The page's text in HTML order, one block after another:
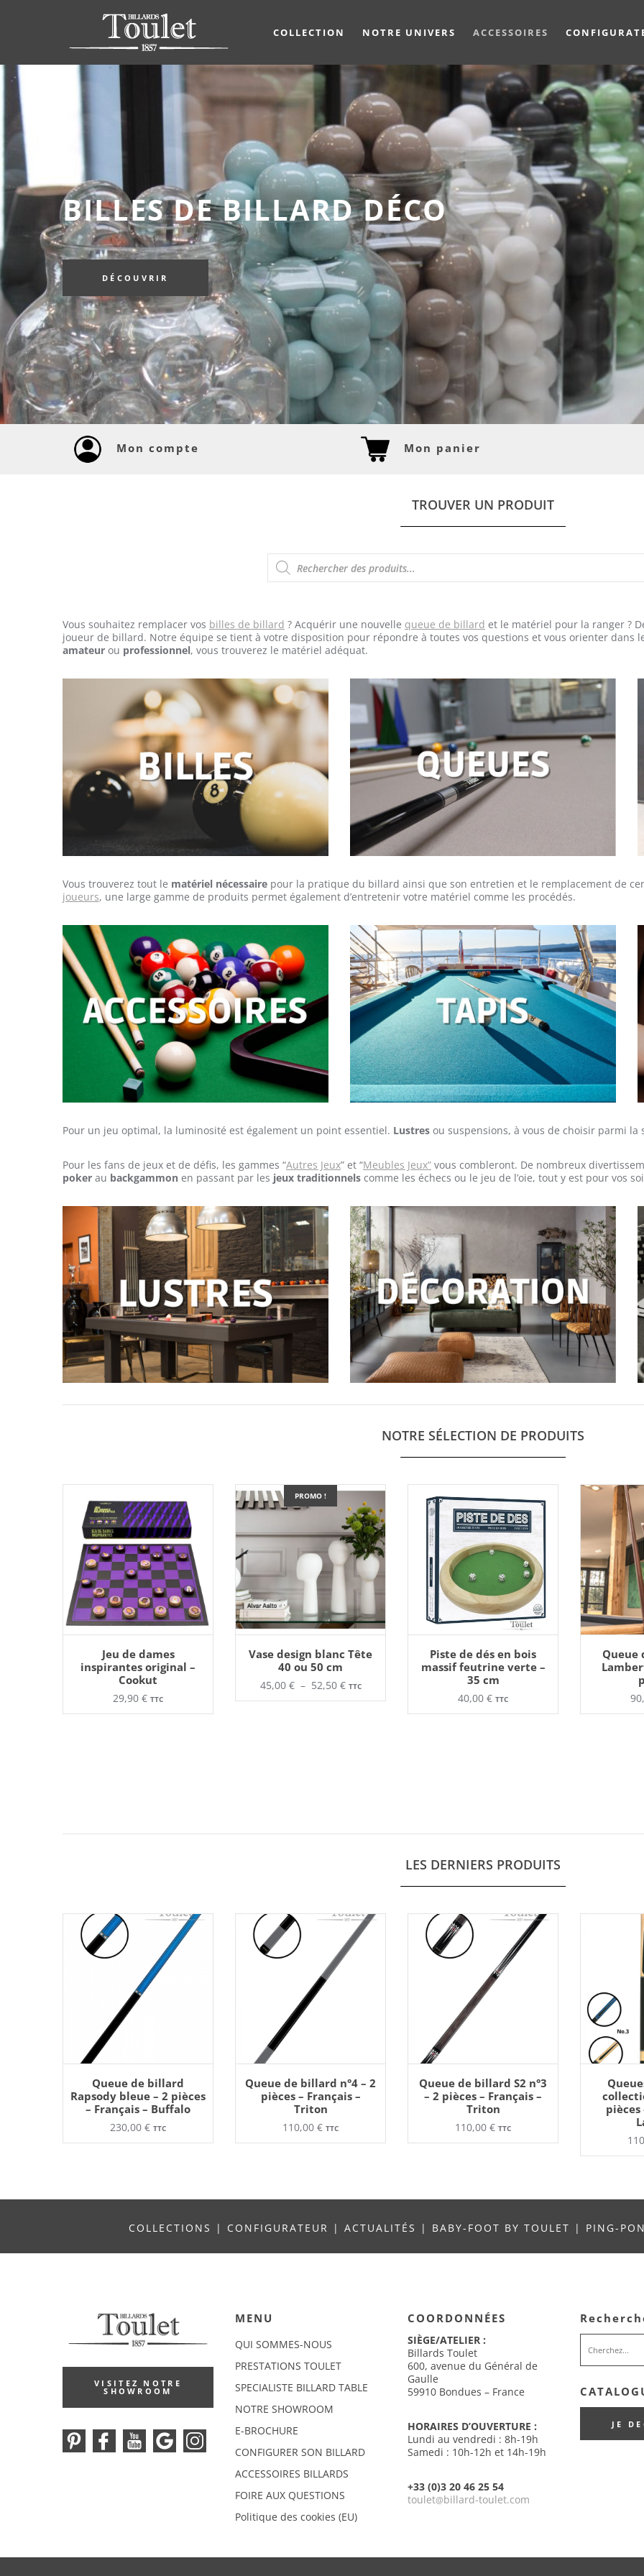
COLLECTION NOTRE UNIVERS ACCESSOIRES
JEUX
DÉCOUVRIR
Mon compte Mon panier
TROUVER UN PRODUIT
RECHERCHE
PRODUITS
Vous souhaitez remplacer vos billes de billard ? Acquérir une nouvelle queue de billard et le matériel pour la ranger ?
joueur de billard. Notre équipe se tient à votre disposition pour répondre à toutes vos questions et vous orienter dans
amateur ou professionnel, vous trouverez le matériel adéquat.
Vous trouverez tout le matériel nécessaire pour la pratique du billard ainsi que son entretien et le remplacement de
joueurs, une large gamme de produits permet également d’entretenir votre matériel comme les procédés.
Pour un jeu optimal, la luminosité est également un point essentiel. Lustres ou suspensions, à vous de choisir parmi la
Pour les fans de jeux et de défis, les gammes “Autres Jeux” et “Meubles Jeux” vous combleront. De nombreux
poker au backgammon en passant par les jeux traditionnels comme les échecs ou le jeu de l’oie, tout y est pour vos
NOTRE SÉLECTION DE PRODUITS
Jeu de dames
inspirantes original –
Cookut
29,90 € TTC
PROMO !
Ce
produit
a
plusieurs
variations.
Les
Vase design blanc Tête
40 ou 50 cm
45,00 € – 52,50 €Plage
TTC
Piste de dés en bois
massif feutrine verte –
35 cm
40,00 € TTC
Queue
LES DERNIERS PRODUITS
Ce
produit
a
plusieurs
variations.
Les
options
page
produit
Queue de billard
Rapsody bleue – 2 pièces
– Français – Buffalo
230,00 € TTC
Ce
produit
a
plusieurs
variations.
Les
options
page
produit
Queue de billard n°4 – 2
pièces – Français –
Triton
110,00 € TTC
Ce
produit
a
plusieurs
variations.
Les
options
page
produit
Queue de billard S2 n°3
– 2 pièces – Français –
Triton
110,00 € TTC
pièces
COLLECTIONS | CONFIGURATEUR | ACTUALITÉS | BABY-FOOT BY TOULET | PING-
VISITEZ NOTRE
SHOWROOM
MENU
QUI SOMMES-NOUS
PRESTATIONS TOULET
SPECIALISTE BILLARD TABLE
NOTRE SHOWROOM
E-BROCHURE
CONFIGURER SON BILLARD
ACCESSOIRES BILLARDS
FOIRE AUX QUESTIONS
Politique des cookies (EU)
COORDONNÉES
SIÈGE/ATELIER :
Billards Toulet
600, avenue du Général de
Gaulle
59910 Bondues – France
HORAIRES D’OUVERTURE :
Lundi au vendredi : 8h-19h
Samedi : 10h-12h et 14h-19h
+33 (0)3 20 46 25 54
toulet@billard-toulet.com
JE